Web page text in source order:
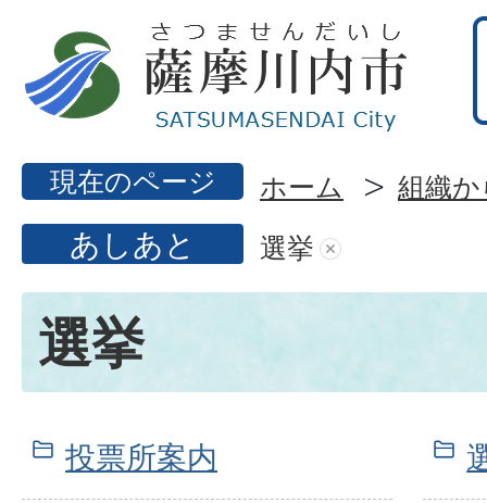
現在のページ ホーム 組織
あしあと 選挙
選挙
投票所案内